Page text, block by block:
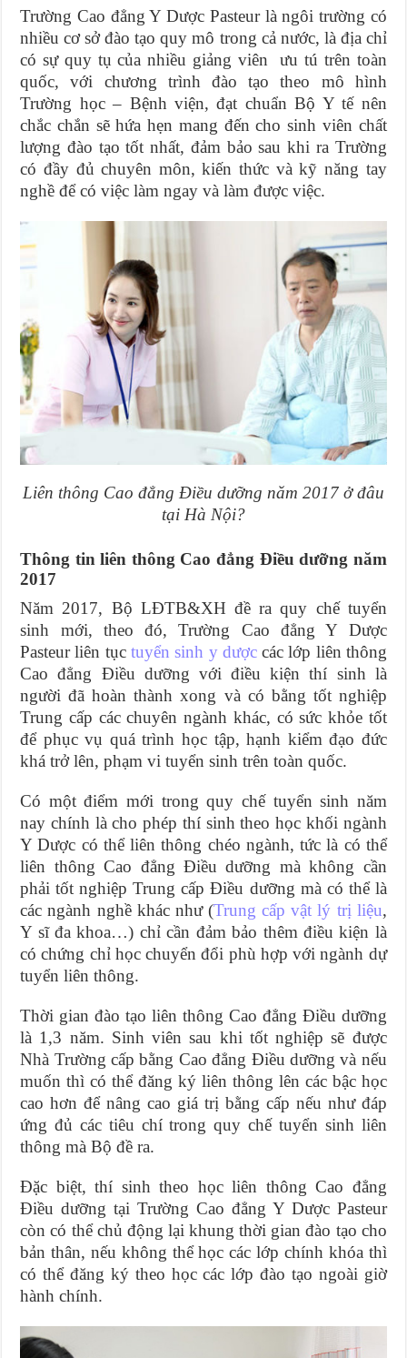
Trường Cao đẳng Y Dược Pasteur là ngôi trường có
nhiều cơ sở đào tạo quy mô trong cả nước, là địa chỉ
có sự quy tụ của nhiều giảng viên ưu tú trên toàn
quốc, với chương trình đào tạo theo mô hình
Trường học – Bệnh viện, đạt chuẩn Bộ Y tế nên
chắc chắn sẽ hứa hẹn mang đến cho sinh viên chất
lượng đào tạo tốt nhất, đảm bảo sau khi ra Trường
có đầy đủ chuyên môn, kiến thức và kỹ năng tay
nghề để có việc làm ngay và làm được việc.
Liên thông Cao đẳng Điều dưỡng năm 2017 ở đâu
tại Hà Nội?
Thông tin liên thông Cao đẳng Điều dưỡng năm
2017
Năm 2017, Bộ LĐTB&XH đề ra quy chế tuyển
sinh mới, theo đó, Trường Cao đẳng Y Dược
Pasteur liên tục tuyển sinh y dượccác lớp liên thông
Cao đẳng Điều dưỡng với điều kiện thí sinh là
người đã hoàn thành xong và có bằng tốt nghiệp
Trung cấp các chuyên ngành khác, có sức khỏe tốt
để phục vụ quá trình học tập, hạnh kiểm đạo đức
khá trở lên, phạm vi tuyển sinh trên toàn quốc.
Có một điểm mới trong quy chế tuyển sinh năm
nay chính là cho phép thí sinh theo học khối ngành
Y Dược có thể liên thông chéo ngành, tức là có thể
liên thông Cao đẳng Điều dưỡng mà không cần
phải tốt nghiệp Trung cấp Điều dưỡng mà có thể là
các ngành nghề khác như (Trung cấp vật lý trị liệu,
Y sĩ đa khoa…) chỉ cần đảm bảo thêm điều kiện là
có chứng chỉ học chuyển đổi phù hợp với ngành dự
tuyển liên thông.
Thời gian đào tạo liên thông Cao đẳng Điều dưỡng
là 1,3 năm. Sinh viên sau khi tốt nghiệp sẽ được
Nhà Trường cấp bằng Cao đẳng Điều dưỡng và nếu
muốn thì có thể đăng ký liên thông lên các bậc học
cao hơn để nâng cao giá trị bằng cấp nếu như đáp
ứng đủ các tiêu chí trong quy chế tuyển sinh liên
thông mà Bộ đề ra.
Đặc biệt, thí sinh theo học liên thông Cao đẳng
Điều dưỡng tại Trường Cao đẳng Y Dược Pasteur
còn có thể chủ động lại khung thời gian đào tạo cho
bản thân, nếu không thể học các lớp chính khóa thì
có thể đăng ký theo học các lớp đào tạo ngoài giờ
hành chính.